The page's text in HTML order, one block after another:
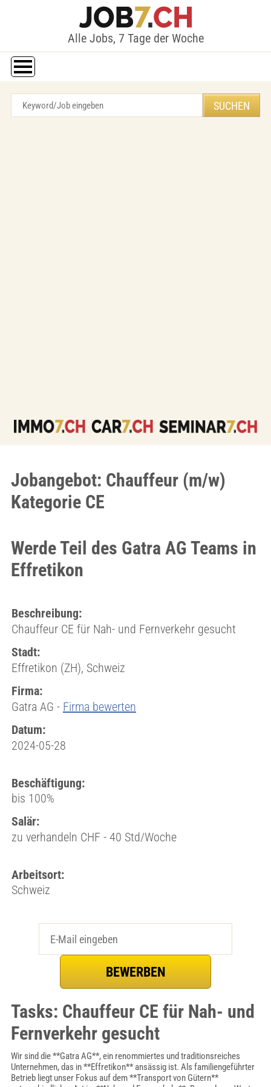
Alle Jobs, 7 Tage der Woche
Jobangebot: Chauffeur (m/w)
Kategorie CE
Werde Teil des Gatra AG Teams in
Effretikon
Beschreibung:
Chauffeur CE für Nah- und Fernverkehr gesucht
Stadt:
Effretikon (ZH), Schweiz
Firma:
Gatra AG - Firma bewerten
Datum:
2024-05-28
Beschäftigung:
bis 100%
Salär:
zu verhandeln CHF - 40 Std/Woche
Arbeitsort:
Schweiz
Tasks: Chauffeur CE für Nah- und
Fernverkehr gesucht
Wir sind die **Gatra AG**, ein renommiertes und traditionsreiches
Unternehmen, das in **Effretikon** ansässig ist. Als familiengeführter
Betrieb liegt unser Fokus auf dem **Transport von Gütern**